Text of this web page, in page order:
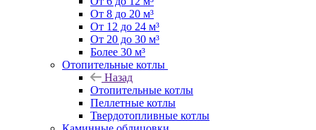
От 8 до 20 м³
От 12 до 24 м³
От 20 до 30 м³
Более 30 м³
Отопительные котлы
Назад
Отопительные котлы
Пеллетные котлы
Твердотопливные котлы